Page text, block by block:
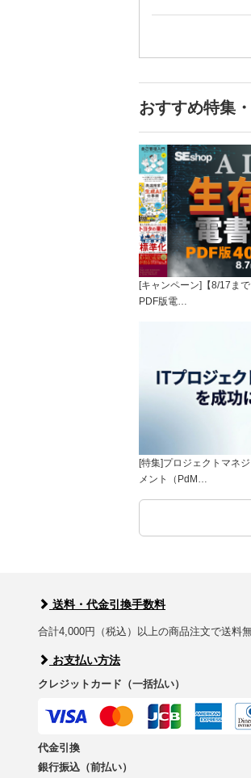
おすすめ特集
[キャンペーン]【8/17ま
PDF版電…
[特集]プロジェクトマネ
メント（PdM…
送料・代金引換手数料
合計4,000円（税込）以上の商品注文で送料
お支払い方法
クレジットカード（一括払い）
代金引換
銀行振込（前払い）